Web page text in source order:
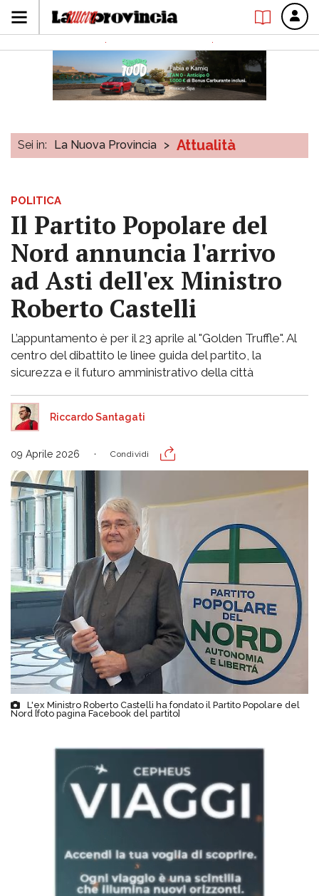
Sei in: La Nuova Provincia > Attualità
POLITICA
Il Partito Popolare del
Nord annuncia l'arrivo
ad Asti dell'ex Ministro
Roberto Castelli
L’appuntamento è per il 23 aprile al "Golden Truffle". Al
centro del dibattito le linee guida del partito, la
sicurezza e il futuro amministrativo della città
Riccardo Santagati
09 Aprile 2026 Condividi
L'ex Ministro Roberto Castelli ha fondato il Partito Popolare del
Nord [foto pagina Facebook del partito]